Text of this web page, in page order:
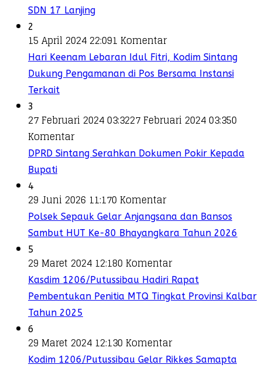
SDN 17 Lanjing
2
15 April 2024 22:091 Komentar
Hari Keenam Lebaran Idul Fitri, Kodim Sintang
Dukung Pengamanan di Pos Bersama Instansi
Terkait
3
27 Februari 2024 03:3227 Februari 2024 03:350
Komentar
DPRD Sintang Serahkan Dokumen Pokir Kepada
Bupati
4
29 Juni 2026 11:170 Komentar
Polsek Sepauk Gelar Anjangsana dan Bansos
Sambut HUT Ke-80 Bhayangkara Tahun 2026
5
29 Maret 2024 12:180 Komentar
Kasdim 1206/Putussibau Hadiri Rapat
Pembentukan Penitia MTQ Tingkat Provinsi Kalbar
Tahun 2025
6
29 Maret 2024 12:130 Komentar
Kodim 1206/Putussibau Gelar Rikkes Samapta